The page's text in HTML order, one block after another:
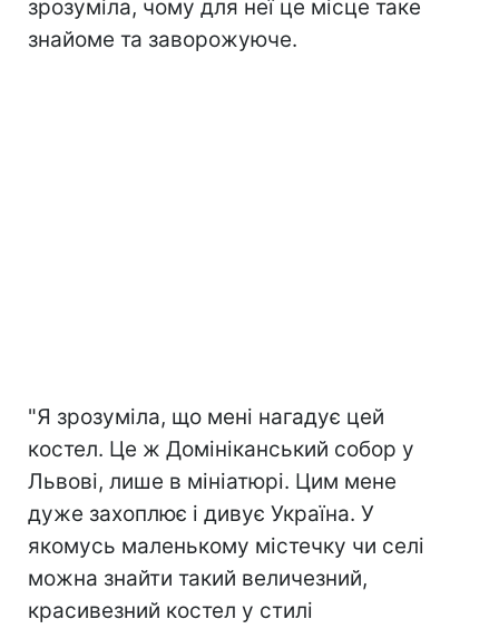
зрозуміла, чому для неї це місце таке
знайоме та заворожуюче.
"Я зрозуміла, що мені нагадує цей
костел. Це ж Домініканський собор у
Львові, лише в мініатюрі. Цим мене
дуже захоплює і дивує Україна. У
якомусь маленькому містечку чи селі
можна знайти такий величезний,
красивезний костел у стилі